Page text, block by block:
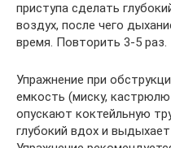
приступа сделать
воздух, после чего
время. Повторить 3-5 раз.
Упражнение при
емкость (миску,
опускают коктейльную
глубокий вдох и